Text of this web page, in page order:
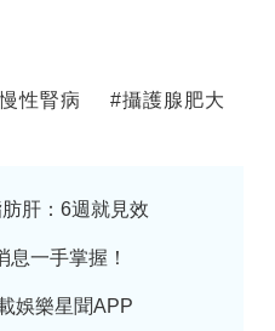
慢性腎病 #攝護腺肥大
肝：6週就見效
一手掌握！
娛樂星聞APP